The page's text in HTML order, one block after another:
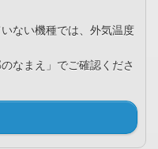
ない機種では、外気温度
なまえ」でご確認くださ